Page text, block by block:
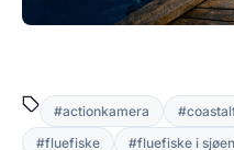
#actionkamera
#fluefiske
#fluefiske i sjøen